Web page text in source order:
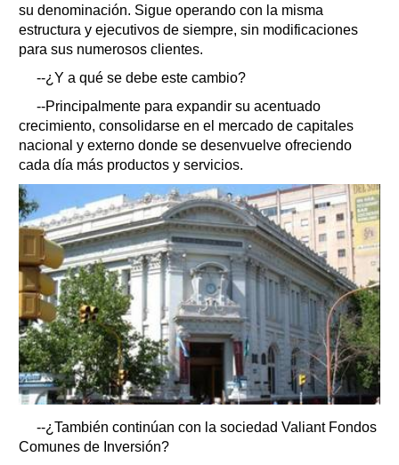
su denominación. Sigue operando con la misma
estructura y ejecutivos de siempre, sin modificaciones
para sus numerosos clientes.
--¿Y a qué se debe este cambio?
--Principalmente para expandir su acentuado
crecimiento, consolidarse en el mercado de capitales
nacional y externo donde se desenvuelve ofreciendo
cada día más productos y servicios.
--¿También continúan con la sociedad Valiant Fondos
Comunes de Inversión?